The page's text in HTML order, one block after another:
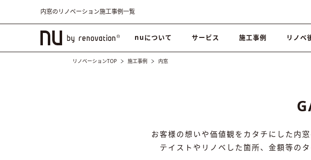
内窓のリノベーション施工事例一覧
nuについて サービス 施工事例 リノベ
リノベーションTOP 施工事例 内窓
お客様の想いや価値観をカタチにした内
テイストやリノベした箇所、金額等の